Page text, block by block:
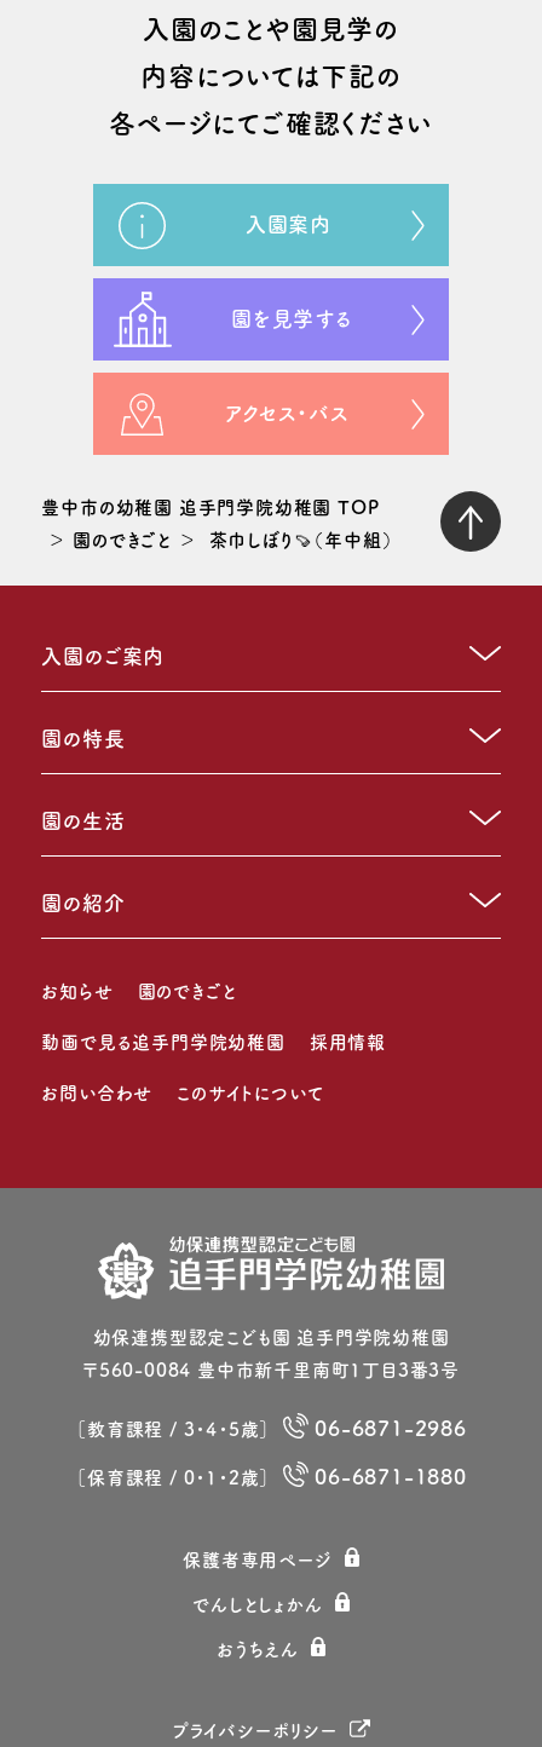
⼊園のことや園⾒学の
内容については下記の
各ページにてご確認ください
入園案内
園を見学する
アクセス・バス
豊中市の幼稚園 追手門学院幼稚園 TOP
園のできごと
茶巾しぼり🍠（年中組）
入園のご案内
園の特長
園の生活
園の紹介
お知らせ 園のできごと
動画で見る追手門学院幼稚園 採用情報
お問い合わせ このサイトについて
幼保連携型認定こども園 追⼿⾨学院幼稚園
〒560-0084 豊中市新千⾥南町1丁⽬3番3号
［教育課程 / 3・4・5歳］ 06-6871-2986
［保育課程 / 0・1・2歳］ 06-6871-1880
保護者専⽤ページ
でんしとしょかん
おうちえん
プライバシーポリシー